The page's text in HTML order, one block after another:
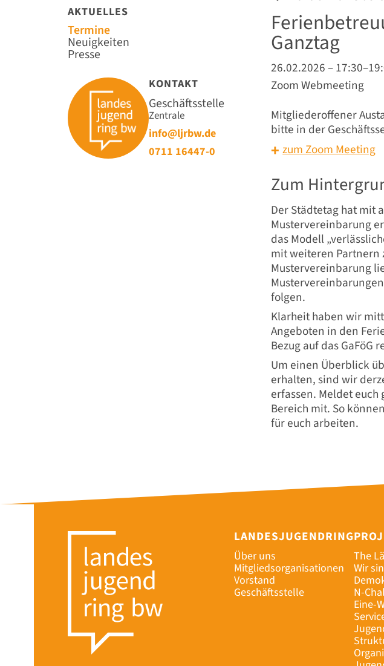
AKTUELLES
Navigation
überspringen
Termine
Neuigkeiten
Presse
KONTAKT
Geschäftsstelle
Zentrale
info@ljrbw.de
0711 16447-0
Ganztag
26.02.2026 –
Zoom Webmeeting
Mitgliederoffener
bitte in der
zum Zoom Meeting
Zum
Der Städtetag hat mit
Mustervereinbarung
das Modell
mit weiteren Partnern
Mustervereinbarung
folgen.
Klarheit haben wir
Angeboten in den
Bezug auf das GaFöG
Um einen Überblick
erhalten, sind wir
erfassen. Meldet
Bereich mit. So
für euch arbeiten.
LANDESJUGENDRING
Über uns
Mitgliedsorganisationen
Vorstand
Geschäftsstelle
The
Wir
N-
Eine-